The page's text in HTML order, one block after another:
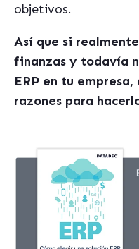
objetivos.
Así que si
finanzas y todavía
ERP en tu
razones para